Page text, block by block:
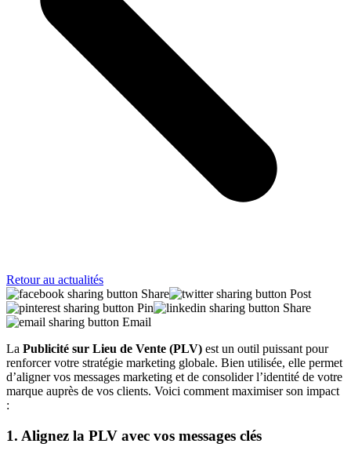
Retour au actualités
Share
Post
Pin
Share
Email
La Publicité sur Lieu de Vente (PLV) est un outil puissant pour
renforcer votre stratégie marketing globale. Bien utilisée, elle permet
d’aligner vos messages marketing et de consolider l’identité de votre
marque auprès de vos clients. Voici comment maximiser son impact
:
1. Alignez la PLV avec vos messages clés